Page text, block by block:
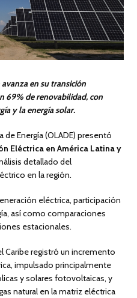
en su transición
69% de renovabilidad, con
y la energía solar.
Energía (OLADE) presentó
Eléctrica en América Latina y
detallado del
en la región.
eléctrica, participación
así como comparaciones
estacionales.
Caribe registró un incremento
impulsado principalmente
y solares fotovoltaicas, y
natural en la matriz eléctrica